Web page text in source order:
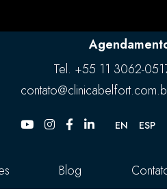
Tel. +55 11 3062-
EN ESP
Blog